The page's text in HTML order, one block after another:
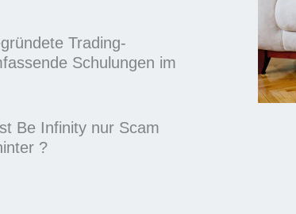
Trading-
Schulungen im
Be Infinity nur Scam
?